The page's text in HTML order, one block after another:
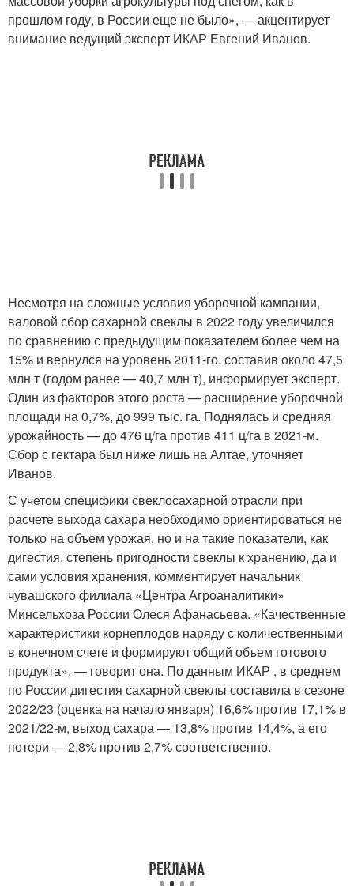
прошлом году, в России еще не было», — акцентирует
внимание ведущий эксперт ИКАР Евгений Иванов.
Несмотря на сложные условия уборочной кампании,
валовой сбор сахарной свеклы в 2022 году увеличился
по сравнению с предыдущим показателем более чем на
15% и вернулся на уровень 2011-го, составив около 47,5
млн т (годом ранее — 40,7 млн т), информирует эксперт.
Один из факторов этого роста — расширение уборочной
площади на 0,7%, до 999 тыс. га. Поднялась и средняя
урожайность — до 476 ц/га против 411 ц/га в 2021-м.
Сбор с гектара был ниже лишь на Алтае, уточняет
Иванов.
С учетом специфики свеклосахарной отрасли при
расчете выхода сахара необходимо ориентироваться не
только на объем урожая, но и на такие показатели, как
дигестия, степень пригодности свеклы к хранению, да и
сами условия хранения, комментирует начальник
чувашского филиала «Центра Агроаналитики»
Минсельхоза России Олеся Афанасьева. «Качественные
характеристики корнеплодов наряду с количественными
в конечном счете и формируют общий объем готового
продукта», — говорит она. По данным ИКАР , в среднем
по России дигестия сахарной свеклы составила в сезоне
2022/23 (оценка на начало января) 16,6% против 17,1% в
2021/22-м, выход сахара — 13,8% против 14,4%, а его
потери — 2,8% против 2,7% соответственно.